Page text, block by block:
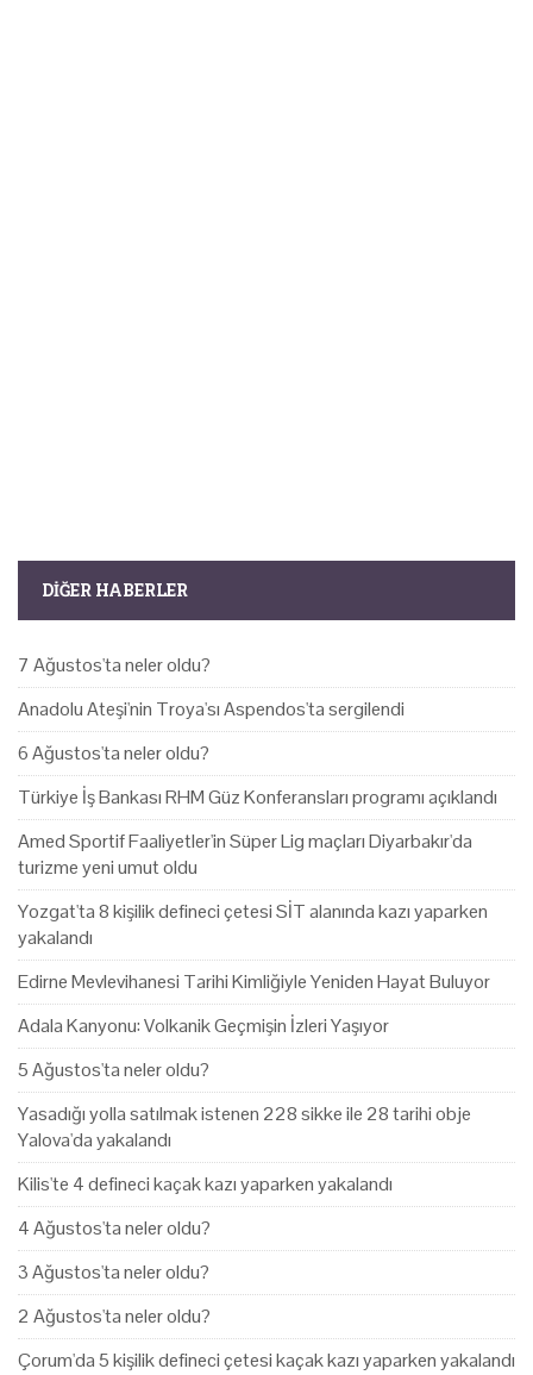
DIĞER HABERLER
7 Ağustos'ta neler oldu?
Anadolu Ateşi'nin Troya'sı Aspendos'ta sergilendi
6 Ağustos'ta neler oldu?
Türkiye İş Bankası RHM Güz Konferansları programı açıklandı
Amed Sportif Faaliyetler'in Süper Lig maçları Diyarbakır'da
turizme yeni umut oldu
Yozgat'ta 8 kişilik defineci çetesi SİT alanında kazı yaparken
yakalandı
Edirne Mevlevihanesi Tarihi Kimliğiyle Yeniden Hayat Buluyor
Adala Kanyonu: Volkanik Geçmişin İzleri Yaşıyor
5 Ağustos'ta neler oldu?
Yasadığı yolla satılmak istenen 228 sikke ile 28 tarihi obje
Yalova'da yakalandı
Kilis'te 4 defineci kaçak kazı yaparken yakalandı
4 Ağustos'ta neler oldu?
3 Ağustos'ta neler oldu?
2 Ağustos'ta neler oldu?
Çorum'da 5 kişilik defineci çetesi kaçak kazı yaparken yakalandı